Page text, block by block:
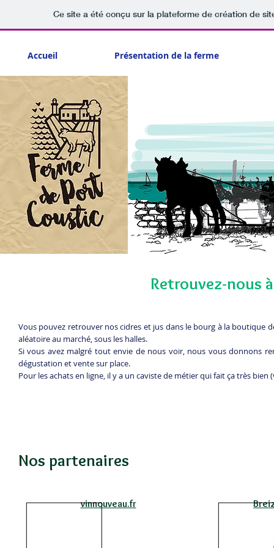
Ce site a été conçu sur la plateforme de création de
Accueil Présentation de la ferme
Retrouvez-nous
Vous pouvez retrouver nos cidres et jus dans le bourg à la boutique
aléatoire au marché, sous les halles.
Si vous avez malgré tout envie de nous voir, nous vous donnons
dégustation et vente sur place.
Pour les achats en ligne, il y a un caviste de métier qui fait ça très
Nos partenaires
vinnouveau.fr